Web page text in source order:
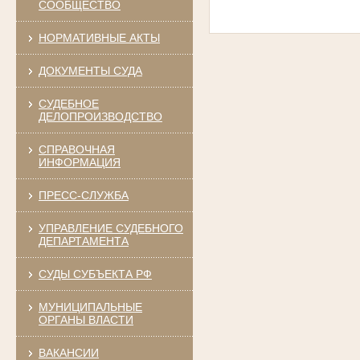
СООБЩЕСТВО
НОРМАТИВНЫЕ АКТЫ
ДОКУМЕНТЫ СУДА
СУДЕБНОЕ
ДЕЛОПРОИЗВОДСТВО
СПРАВОЧНАЯ
ИНФОРМАЦИЯ
ПРЕСС-СЛУЖБА
УПРАВЛЕНИЕ СУДЕБНОГО
ДЕПАРТАМЕНТА
СУДЫ СУБЪЕКТА РФ
МУНИЦИПАЛЬНЫЕ
ОРГАНЫ ВЛАСТИ
ВАКАНСИИ